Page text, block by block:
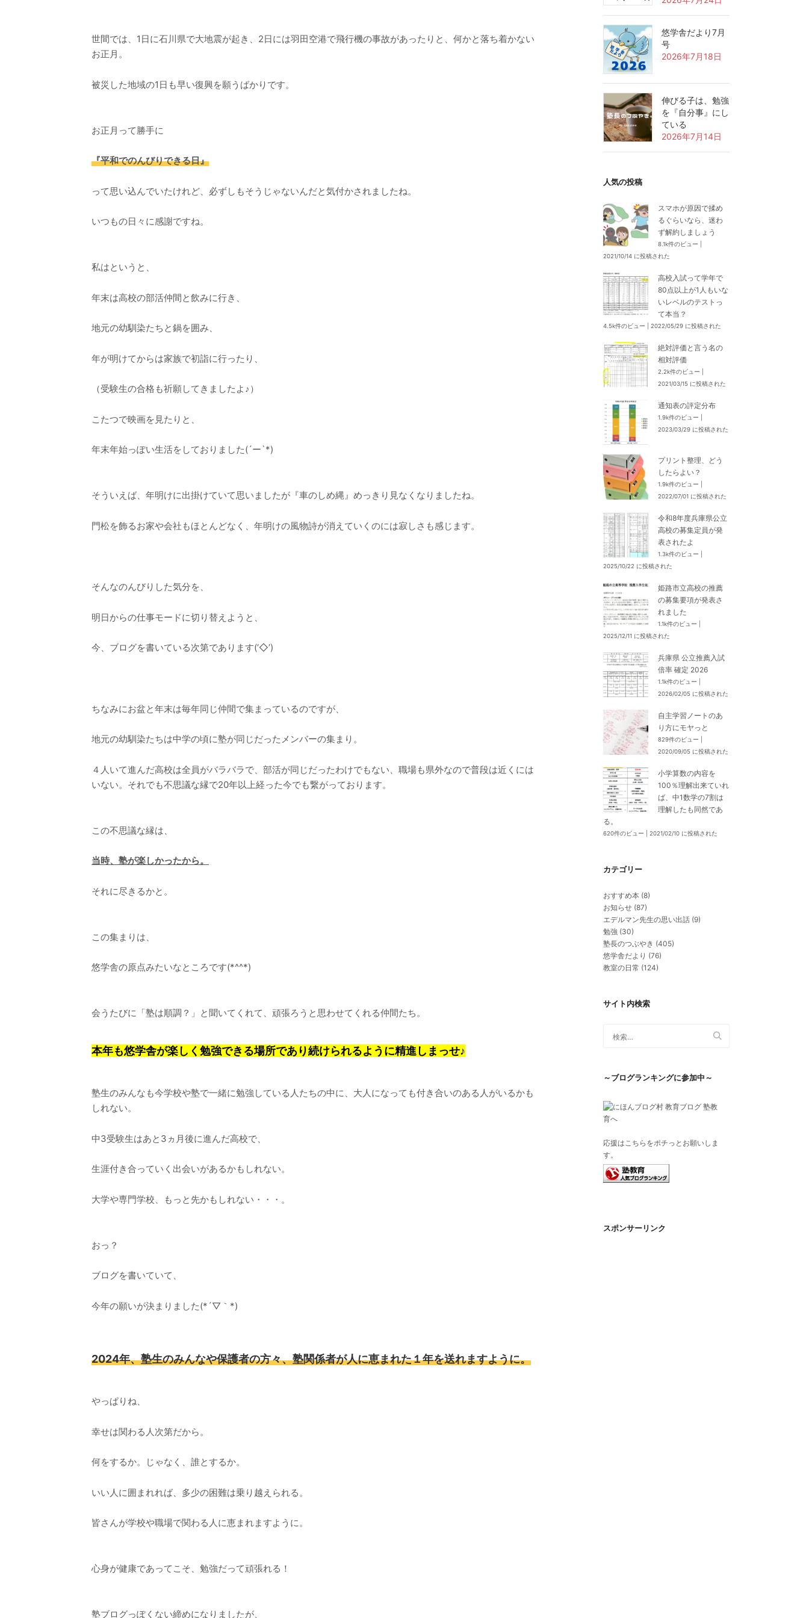
世間では、1日に石川県で大地震が起き、2日には羽田空港で飛行機の事故があったりと、何かと落ち着かない
お正月。
被災した地域の1日も早い復興を願うばかりです。
お正月って勝手に
『平和でのんびりできる日』
って思い込んでいたけれど、必ずしもそうじゃないんだと気付かされましたね。
いつもの日々に感謝ですね。
私はというと、
年末は高校の部活仲間と飲みに行き、
地元の幼馴染たちと鍋を囲み、
年が明けてからは家族で初詣に行ったり、
（受験生の合格も祈願してきましたよ♪）
こたつで映画を見たりと、
年末年始っぽい生活をしておりました(´ー`*)
そういえば、年明けに出掛けていて思いましたが『車のしめ縄』めっきり見なくなりましたね。
門松を飾るお家や会社もほとんどなく、年明けの風物詩が消えていくのには寂しさも感じます。
そんなのんびりした気分を、
明日からの仕事モードに切り替えようと、
今、ブログを書いている次第であります(‘◇’)ゞ
ちなみにお盆と年末は毎年同じ仲間で集まっているのですが、
地元の幼馴染たちは中学の頃に塾が同じだったメンバーの集まり。
４人いて進んだ高校は全員がバラバラで、部活が同じだったわけでもない、職場も県外なので普段は近くには
いない。それでも不思議な縁で20年以上経った今でも繋がっております。
この不思議な縁は、
当時、塾が楽しかったから。
それに尽きるかと。
この集まりは、
悠学舎の原点みたいなところです(*^^*)
会うたびに「塾は順調？」と聞いてくれて、頑張ろうと思わせてくれる仲間たち。
本年も悠学舎が楽しく勉強できる場所であり続けられるように精進しまっせ♪
塾生のみんなも今学校や塾で一緒に勉強している人たちの中に、大人になっても付き合いのある人がいるかも
しれない。
中3受験生はあと3ヵ月後に進んだ高校で、
生涯付き合っていく出会いがあるかもしれない。
大学や専門学校、もっと先かもしれない・・・。
おっ？
ブログを書いていて、
今年の願いが決まりました(*´▽｀*)
2024年、塾生のみんなや保護者の方々、塾関係者が人に恵まれた１年を送れますように。
やっぱりね、
幸せは関わる人次第だから。
何をするか。じゃなく、誰とするか。
いい人に囲まれれば、多少の困難は乗り越えられる。
皆さんが学校や職場で関わる人に恵まれますように。
心身が健康であってこそ、勉強だって頑張れる！
塾ブログっぽくない締めになりましたが、
悠学舎だより7月
号
2026年7月18日
伸びる子は、勉強
を『自分事』にし
ている
2026年7月14日
人気の投稿
スマホが原因で揉め
るぐらいなら、迷わ
ず解約しましょう
8.1k件のビュー
2021/10/14 に投稿された
高校入試って学年で
80点以上が1人もいな
いレベルのテストっ
て本当？
4.5k件のビュー 2022/05/29 に投稿された
絶対評価と言う名の
相対評価
2.2k件のビュー
2021/03/15 に投稿された
通知表の評定分布
1.9k件のビュー
2023/03/29 に投稿された
プリント整理、どう
したらよい？
1.9k件のビュー
2022/07/01 に投稿された
令和8年度兵庫県公立
高校の募集定員が発
表されたよ
1.3k件のビュー
2025/10/22 に投稿された
姫路市立高校の推薦
の募集要項が発表さ
れました
1.1k件のビュー
2025/12/11 に投稿された
兵庫県 公立推薦入試
倍率 確定 2026
1.1k件のビュー
2026/02/05 に投稿された
自主学習ノートのあ
り方にモヤっと
829件のビュー
2020/09/05 に投稿された
小学算数の内容を
100％理解出来ていれ
ば、中1数学の7割は
理解したも同然であ
る。
620件のビュー 2021/02/10 に投稿された
カテゴリー
おすすめ本 (8)
お知らせ (87)
エデルマン先生の思い出話 (9)
勉強 (30)
塾長のつぶやき (405)
悠学舎だより (76)
教室の日常 (124)
サイト内検索
～ブログランキングに参加中～
応援はこちらをポチっとお願いしま
す。
スポンサーリンク